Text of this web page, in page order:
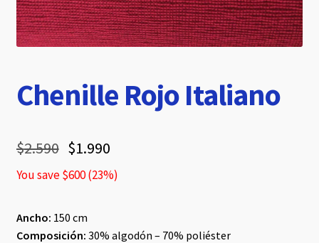
Chenille Rojo Italiano
$2.590 $1.990
You save$600(23%)
Ancho: 150 cm
Composición: 30% algodón – 70% poliéster